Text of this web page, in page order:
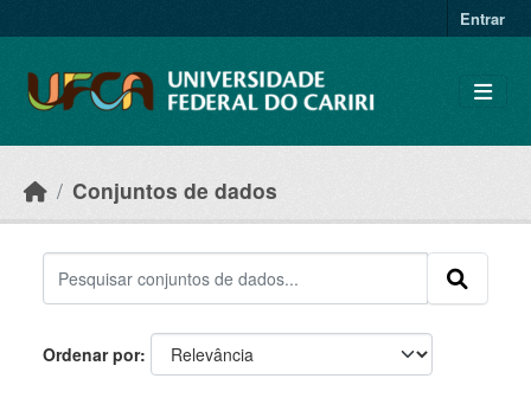
Entrar
Conjuntos de dados
Ordenar por